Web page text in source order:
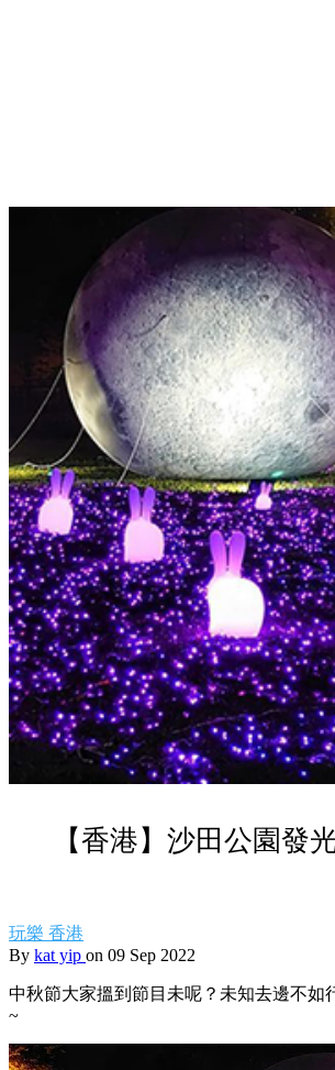
【香港】沙田公園發
玩樂 香港
By kat yip on 09 Sep 2022
中秋節大家搵到節目未呢？未知去邊不
~